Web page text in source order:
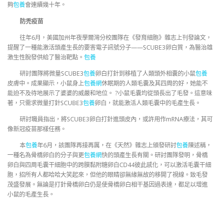
夠包養會連續幾十年。
防禿疫苗
往年6月，美國加州年夜學爾灣分校團隊在《發育細胞》雜志上刊發論文，
提醒了一種能激活頭產生長的要害電子訊號分子——SCUBE3卵白質，為醫治雄
激生性脫發供給了醫治靶點。 包養
研討團隊將微量SCUBE3包養卵白打針到移植了人類頭外相囊的小鼠包養
皮膚中。成果顯示，小鼠身上包養網休眠期的人類毛囊及其四周的好，她能不
能迫不及待地展示了婆婆的威嚴和地位。 ?小鼠毛囊均從頭長出了毛發。這意味
著，只需求微量打針SCUBE3包養卵白，就能激活人類毛囊中的毛產生長。
研討職員指出，將SCUBE3卵白打針進頭皮內，或許用作mRNA療法，其可
像新冠疫苗那樣任務。
本包養年6月，該團隊再接再厲，在《天然》雜志上頒發研討包養陳述稱，
一種名為骨橋卵白的分子與更包養網快的頭產生長有關。研討團隊發明，骨橋
卵白與四周毛囊干細胞中的跨膜黏附糖卵白CD44彼此感化，可以激活毛囊干細
胞，招所有人都哈哈大笑起來，但他的眼睛卻無緣無故的移開了視線。致毛發
茂盛發展。無論是打針骨橋卵白仍是使骨橋卵白相干基因過表達，都足以增進
小鼠的毛產生長。